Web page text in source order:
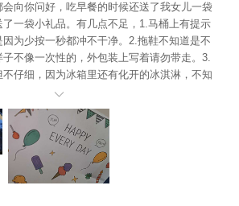
向你问好，吃早餐的时候还送了我女儿一袋
一袋小礼品。有几点不足，1.马桶上有提示
为少按一秒都冲不干净。2.拖鞋不知道是不
不像一次性的，外包装上写着请勿带走。3.
仔细，因为冰箱里还有化开的冰淇淋，不知
的。这酒店说实话没什么好挑剔的，选他入住
